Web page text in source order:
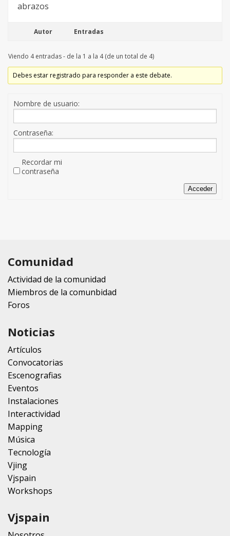
abrazos
Autor Entradas
Viendo 4 entradas - de la 1 a la 4 (de un total de 4)
Debes estar registrado para responder a este debate.
Nombre de usuario:
Contraseña:
Recordar mi
contraseña
Acceder
Comunidad
Actividad de la comunidad
Miembros de la comunbidad
Foros
Noticias
Artículos
Convocatorias
Escenografias
Eventos
Instalaciones
Interactividad
Mapping
Música
Tecnología
Vjing
Vjspain
Workshops
Vjspain